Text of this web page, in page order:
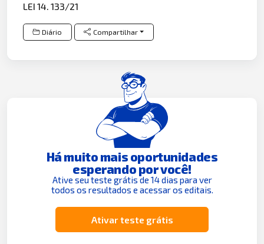
LEI 14. 133/21
Diário Compartilhar
Há muito mais oportunidades
esperando por você!
Ative seu teste grátis de 14 dias para ver
todos os resultados e acessar os editais.
Ativar teste grátis